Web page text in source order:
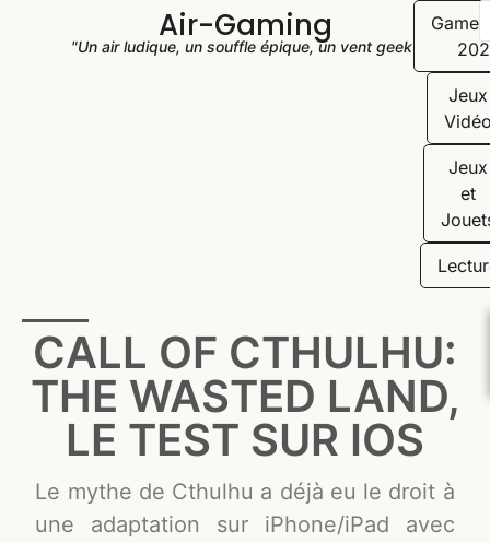
Air-Gaming
"Un air ludique, un souffle épique, un vent geek"
Jeux
Jeux
et
CALL OF CTHULHU:
THE WASTED LAND,
LE TEST SUR IOS
Le mythe de Cthulhu a déjà eu le droit à
une adaptation sur iPhone/iPad avec